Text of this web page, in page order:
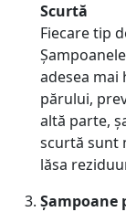
Scurtă
Fiecare tip
adesea mai
părului,
altă parte,
scurtă sunt
lăsa
Șampoane